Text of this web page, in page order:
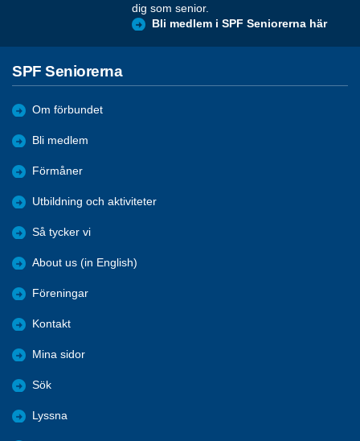
dig som senior.
Bli medlem i SPF Seniorerna här
SPF Seniorerna
Om förbundet
Bli medlem
Förmåner
Utbildning och aktiviteter
Så tycker vi
About us (in English)
Föreningar
Kontakt
Mina sidor
Sök
Lyssna